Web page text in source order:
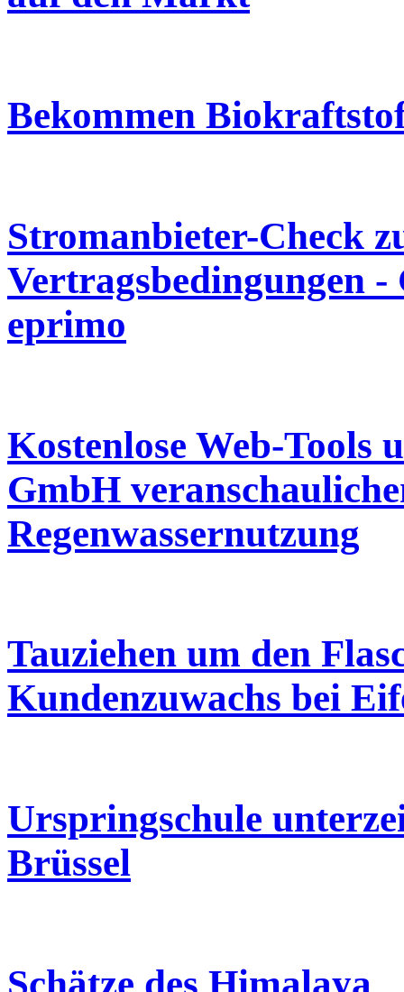
Bekommen
Stromanbieter-Check
Vertragsbedingungen
eprimo
Kostenlose Web-Tools
GmbH
Regenwassernutzung
Tauziehen um den
Kundenzuwachs bei
Urspringschule
Brüssel
Schätze des Himalaya